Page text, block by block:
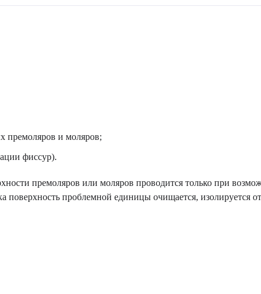
премоляров и моляров;
фиссур).
премоляров или моляров проводится только при
поверхность проблемной единицы очищается, изолируется